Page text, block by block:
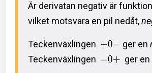
Är derivatan negativ är
vilket motsvara en pil nedåt,
Teckenväxlingen +0− ger en
Teckenväxlingen −0+ ger en